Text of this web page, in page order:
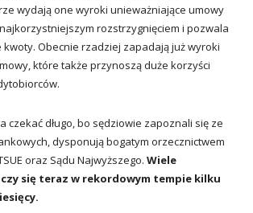
wydają one wyroki unieważniające umowy
rozstrzygnięciem i pozwala
Obecnie rzadziej zapadają już wyroki
które także przynoszą duże korzyści
czekać długo, bo sędziowie zapoznali się ze
dysponują bogatym orzecznictwem
oraz Sądu Najwyższego. Wiele
się teraz w rekordowym tempie kilku